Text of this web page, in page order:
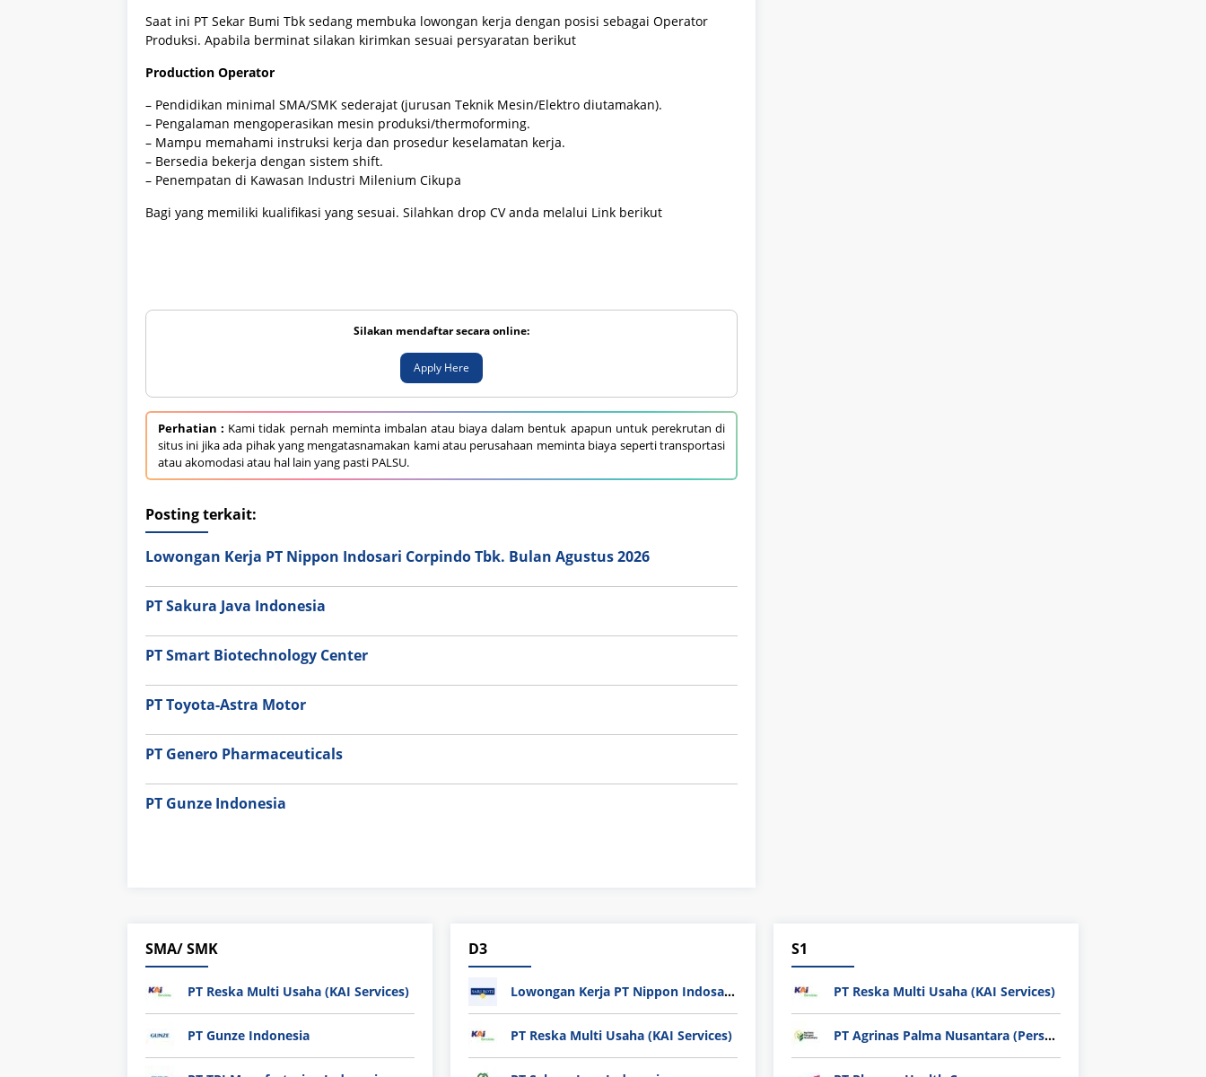
Saat ini PT Sekar Bumi Tbk sedang membuka lowongan kerja dengan posisi sebagai Operator
Produksi. Apabila berminat silakan kirimkan sesuai persyaratan berikut
Production Operator
– Pendidikan minimal SMA/SMK sederajat (jurusan Teknik Mesin/Elektro diutamakan).
– Pengalaman mengoperasikan mesin produksi/thermoforming.
– Mampu memahami instruksi kerja dan prosedur keselamatan kerja.
– Bersedia bekerja dengan sistem shift.
– Penempatan di Kawasan Industri Milenium Cikupa
Bagi yang memiliki kualifikasi yang sesuai. Silahkan drop CV anda melalui Link berikut
Silakan mendaftar secara online:
Apply Here
Perhatian : Kami tidak pernah meminta imbalan atau biaya dalam bentuk apapun untuk perekrutan di
situs ini jika ada pihak yang mengatasnamakan kami atau perusahaan meminta biaya seperti transportasi
atau akomodasi atau hal lain yang pasti PALSU.
Posting terkait:
Lowongan Kerja PT Nippon Indosari Corpindo Tbk. Bulan Agustus 2026
PT Sakura Java Indonesia
PT Smart Biotechnology Center
PT Toyota-Astra Motor
PT Genero Pharmaceuticals
PT Gunze Indonesia
SMA/ SMK
PT Reska Multi Usaha (KAI Services)
PT Gunze Indonesia
D3
Lowongan Kerja PT Nippon Indosari Corpindo Tbk. Bulan Agustus 2026
PT Reska Multi Usaha (KAI Services)
S1
PT Reska Multi Usaha (KAI Services)
PT Agrinas Palma Nusantara (Persero)